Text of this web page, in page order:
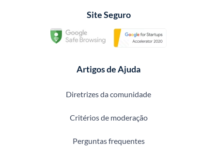
Site Seguro
Artigos de Ajuda
Diretrizes da comunidade
Critérios de moderação
Perguntas frequentes